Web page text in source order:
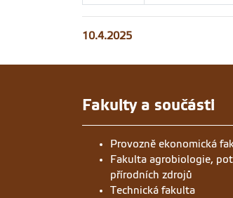
10.4.2025
Fakulty a součásti
Provozně ekonomická
Fakulta agrobiologie,
přírodních zdrojů
Technická fakulta